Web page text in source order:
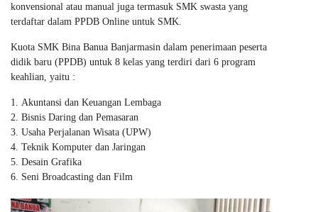
konvensional atau manual juga termasuk SMK swasta yang
terdaftar dalam PPDB Online untuk SMK.
Kuota SMK Bina Banua Banjarmasin dalam penerimaan peserta
didik baru (PPDB) untuk 8 kelas yang terdiri dari 6 program
keahlian, yaitu :
Akuntansi dan Keuangan Lembaga
Bisnis Daring dan Pemasaran
Usaha Perjalanan Wisata (UPW)
Teknik Komputer dan Jaringan
Desain Grafika
Seni Broadcasting dan Film